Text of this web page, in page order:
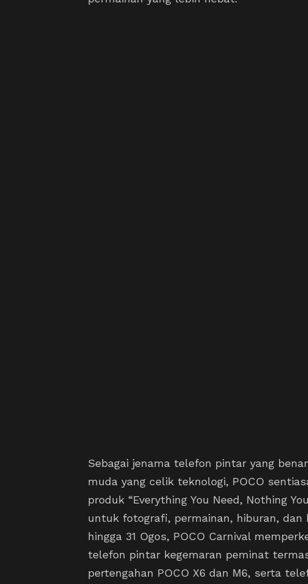
Sebagai jenama telefon pintar yang
muda yang celik teknologi, POCO
produk “Everything You Need, Nothing
untuk fotografi, permainan, hiburan, dan
hingga 31 Ogos, POCO Carnival
telefon pintar kegemaran peminat
pertengahan POCO X6 dan M6, serta